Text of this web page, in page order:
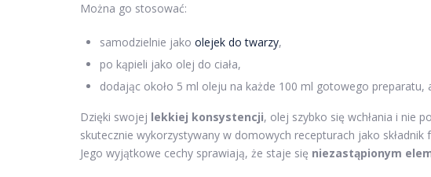
Można go stosować:
samodzielnie jako olejek do twarzy,
po kąpieli jako olej do ciała,
dodając około 5 ml oleju na każde 100 ml gotowego preparatu,
Dzięki swojej lekkiej konsystencji, olej szybko się wchłania i nie
skutecznie wykorzystywany w domowych recepturach jako składnik
Jego wyjątkowe cechy sprawiają, że staje się niezastąpionym